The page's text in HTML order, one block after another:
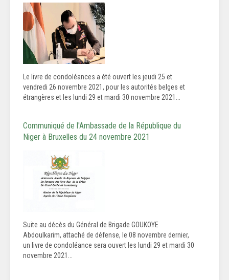
Le livre de condoléances a été ouvert les jeudi 25 et
vendredi 26 novembre 2021, pour les autorités belges et
étrangères et les lundi 29 et mardi 30 novembre 2021...
Communiqué de l'Ambassade de la République du
Niger à Bruxelles du 24 novembre 2021
Suite au décès du Général de Brigade GOUKOYE
Abdoulkarim, attaché de défense, le 08 novembre dernier,
un livre de condoléance sera ouvert les lundi 29 et mardi 30
novembre 2021...